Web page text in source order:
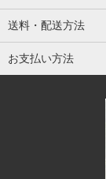
送料・配送方法
お支払い方法